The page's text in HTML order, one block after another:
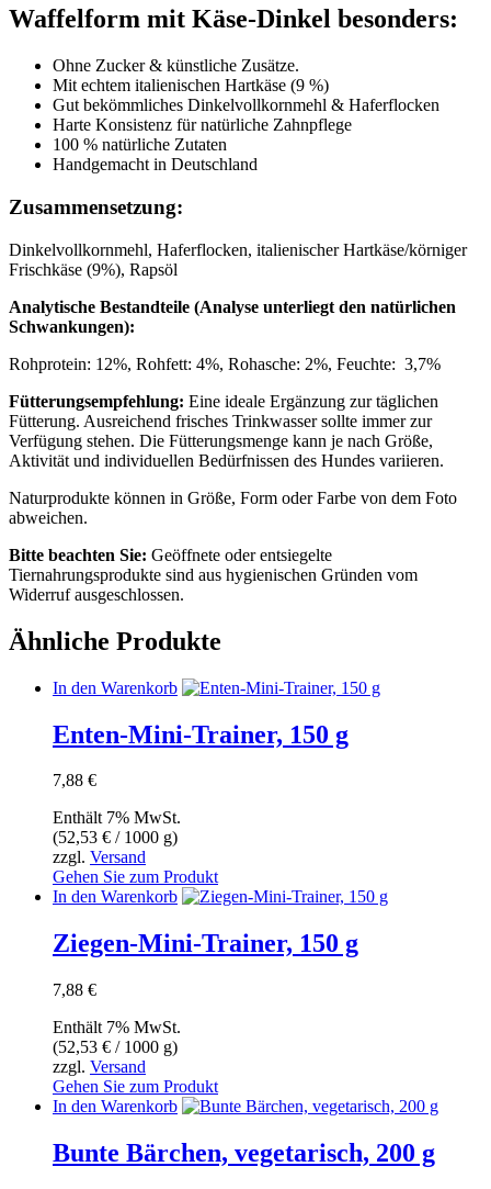
Waffelform mit Käse-Dinkel besonders:
Ohne Zucker & künstliche Zusätze.
Mit echtem italienischen Hartkäse (9 %)
Gut bekömmliches Dinkelvollkornmehl & Haferflocken
Harte Konsistenz für natürliche Zahnpflege
100 % natürliche Zutaten
Handgemacht in Deutschland
Zusammensetzung:
Dinkelvollkornmehl, Haferflocken, italienischer Hartkäse/körniger
Frischkäse (9%), Rapsöl
Analytische Bestandteile (Analyse unterliegt den natürlichen
Schwankungen):
Rohprotein: 12%, Rohfett: 4%, Rohasche: 2%, Feuchte: 3,7%
Fütterungsempfehlung: Eine ideale Ergänzung zur täglichen
Fütterung. Ausreichend frisches Trinkwasser sollte immer zur
Verfügung stehen. Die Fütterungsmenge kann je nach Größe,
Aktivität und individuellen Bedürfnissen des Hundes variieren.
Naturprodukte können in Größe, Form oder Farbe von dem Foto
abweichen.
Bitte beachten Sie: Geöffnete oder entsiegelte
Tiernahrungsprodukte sind aus hygienischen Gründen vom
Widerruf ausgeschlossen.
Ähnliche Produkte
In den Warenkorb
Enten-Mini-Trainer, 150 g
7,88 €
Enthält 7% MwSt.
(52,53 € / 1000 g)
zzgl. Versand
Gehen Sie zum Produkt
In den Warenkorb
Ziegen-Mini-Trainer, 150 g
7,88 €
Enthält 7% MwSt.
(52,53 € / 1000 g)
zzgl. Versand
Gehen Sie zum Produkt
In den Warenkorb
Bunte Bärchen, vegetarisch, 200 g